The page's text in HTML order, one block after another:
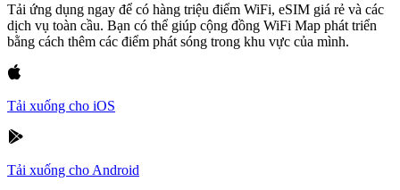
Tải ứng dụng ngay để có hàng triệu điểm WiFi, eSIM giá rẻ và các
dịch vụ toàn cầu. Bạn có thể giúp cộng đồng WiFi Map phát triển
bằng cách thêm các điểm phát sóng trong khu vực của mình.
Tải xuống cho iOS
Tải xuống cho Android